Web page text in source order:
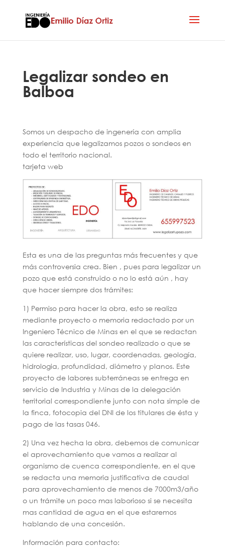
Legalizar sondeo en
Balboa
Somos un despacho de ingenería con amplia
experiencia que legalizamos pozos o sondeos en
todo el territorio nacional.
tarjeta web
Esta es una de las preguntas más frecuentes y que
más controversia crea. Bien , pues para legalizar un
pozo que está construido o no lo está aún , hay
que hacer siempre dos trámites:
1) Permiso para hacer la obra, esto se realiza
mediante proyecto o memoria redactado por un
Ingeniero Técnico de Minas en el que se redactan
las características del sondeo realizado o que se
quiere realizar, uso, lugar, coordenadas, geología,
hidrologia, profundidad, diámetro y planos. Este
proyecto de labores subterráneas se entrega en
servicio de Industria y Minas de la delegación
territorial correspondiente junto con nota simple de
la finca, fotocopia del DNI de los titulares de ésta y
pago de las tasas 046.
2) Una vez hecha la obra, debemos de comunicar
el aprovechamiento que vamos a realizar al
organismo de cuenca correspondiente, en el que
se redacta una memoria justificativa de caudal
para aprovechamiento de menos de 7000m3/año
o un trámite un poco mas laborioso si se necesita
mas cantidad de agua en el que estaremos
hablando de una concesión.
Información para contacto: